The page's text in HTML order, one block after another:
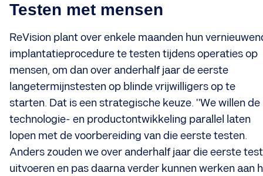
Testen met mensen
ReVision plant over enkele maanden hun
implantatieprocedure te testen tijdens operaties op
mensen, om dan over anderhalf jaar de eerste
langetermijnstesten op blinde vrijwilligers op te
starten. Dat is een strategische keuze. "We willen de
technologie- en productontwikkeling parallel laten
lopen met de voorbereiding van die eerste testen.
Anders zouden we over anderhalf jaar die eerste
uitvoeren en pas daarna verder kunnen werken aan